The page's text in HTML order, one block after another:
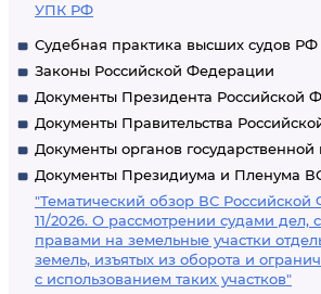
УПК РФ
Судебная практика высших судов РФ
Законы Российской Федерации
Документы Президента Российской
Документы Правительства
Документы органов
Документы Президиума и Пленума
"Тематический обзор ВС
11/2026. О рассмотрении судами дел,
правами на земельные участки
земель, изъятых из оборота и
с использованием таких участков"